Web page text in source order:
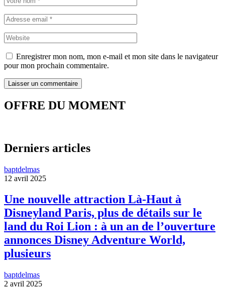
Enregistrer mon nom, mon e-mail et mon site dans le navigateur
pour mon prochain commentaire.
OFFRE DU MOMENT
Derniers articles
baptdelmas
12 avril 2025
Une nouvelle attraction Là-Haut à
Disneyland Paris, plus de détails sur le
land du Roi Lion : à un an de l’ouverture
annonces Disney Adventure World,
plusieurs
baptdelmas
2 avril 2025